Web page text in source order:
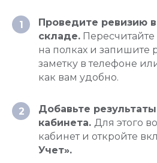
1
Проведите ревизию
складе.
на полках и запишите
заметку в телефоне
как вам удобно.
2
Добавьте
кабинета. Для этого
кабинет и откройте
Учет».